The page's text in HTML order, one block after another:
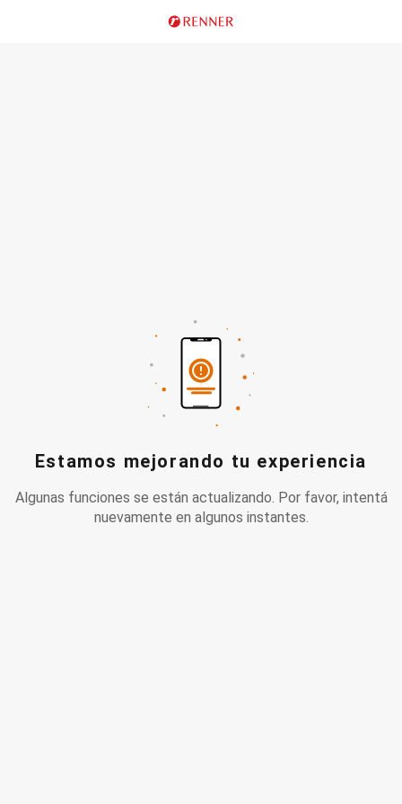
Estamos mejorando tu experiencia
Algunas funciones se están actualizando. Por favor, intentá
nuevamente en algunos instantes.